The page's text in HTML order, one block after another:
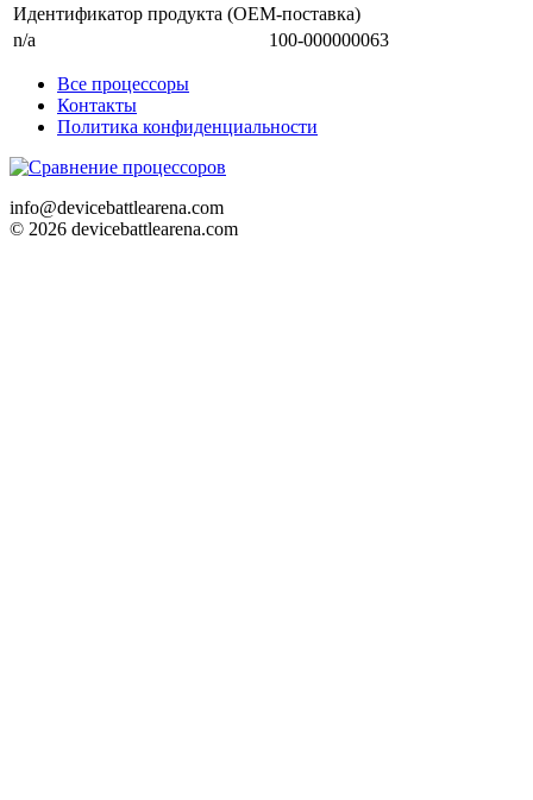
Идентификатор продукта (OEM-поставка)
n/a
100-000000063
Все процессоры
Контакты
Политика конфиденциальности
info@devicebattlearena.com
© 2026 devicebattlearena.com